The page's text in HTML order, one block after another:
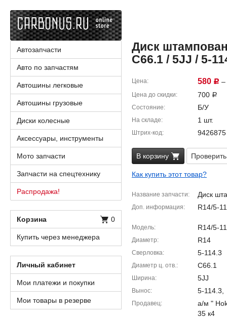
Диск
C66.1 / 5JJ / 5-
Цена 580 Р –
Цена до скидки 700 Р
Состояние Б/У
На складе 1 шт.
Штрих-код 9426875
В корзину
Как купить этот товар?
Название запчасти Диск
Доп. информация R14/5-
Модель R14/5-
Диаметр R14
Сверловка 5-114.3
Диаметр ц. отв. C66.1
Ширина 5JJ
Вынос 5-114.3,
Продавец
а/м "
35 к4
Автозапчасти
Авто по запчастям
Автошины легковые
Автошины грузовые
Диски колесные
Аксессуары, инструменты
Мото запчасти
Запчасти на спецтехнику
Распродажа!
Корзина 0
Купить через менеджера
Личный кабинет
Мои платежи и покупки
Мои товары в резерве